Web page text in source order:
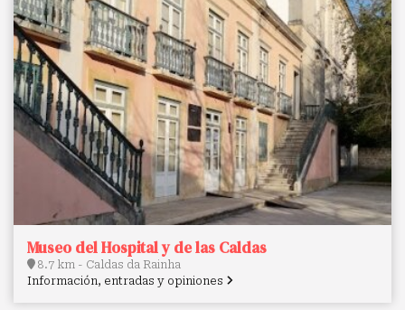
Museo del Hospital y de las Caldas
8.7 km - Caldas da Rainha
Información, entradas y opiniones